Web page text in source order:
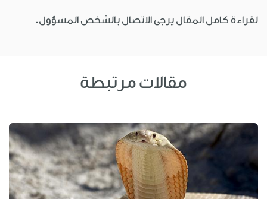
لقراءة كامل المقال يرجى الاتصال بالشخص المسؤول.
مقالات مرتبطة